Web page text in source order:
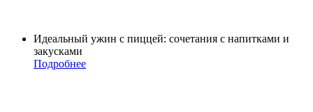
Идеальный ужин с пиццей: сочетания с напитками и
закусками
Подробнее